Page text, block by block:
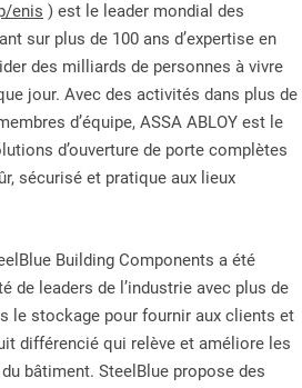
enis ) est le leader mondial des
sur plus de 100 ans d’expertise en
des milliards de personnes à vivre
jour. Avec des activités dans plus de
d’équipe, ASSA ABLOY est le
d’ouverture de porte complètes
sécurisé et pratique aux lieux
Building Components a été
de leaders de l’industrie avec plus de
le stockage pour fournir aux clients et
différencié qui relève et améliore les
bâtiment. SteelBlue propose des